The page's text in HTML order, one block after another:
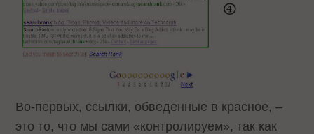
Во-первых, ссылки, обведенные в красное, –
это то, что мы сами «контролируем», так как